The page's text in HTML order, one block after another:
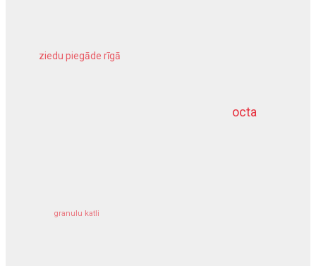
octa
ziedu piegāde rīgā
granulu katli
dziļurbums